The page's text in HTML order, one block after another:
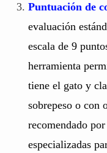
Puntuación de
evaluación
escala de 9
herramienta
tiene el gato y
sobrepeso o con
recomendado
especializadas